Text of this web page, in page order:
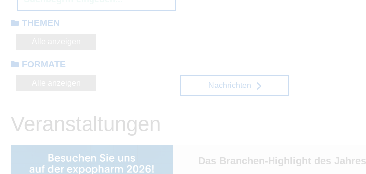
THEMEN
FORMATE
Nachrichten
Veranstaltungen
Das Branchen-Highlight des Jahres